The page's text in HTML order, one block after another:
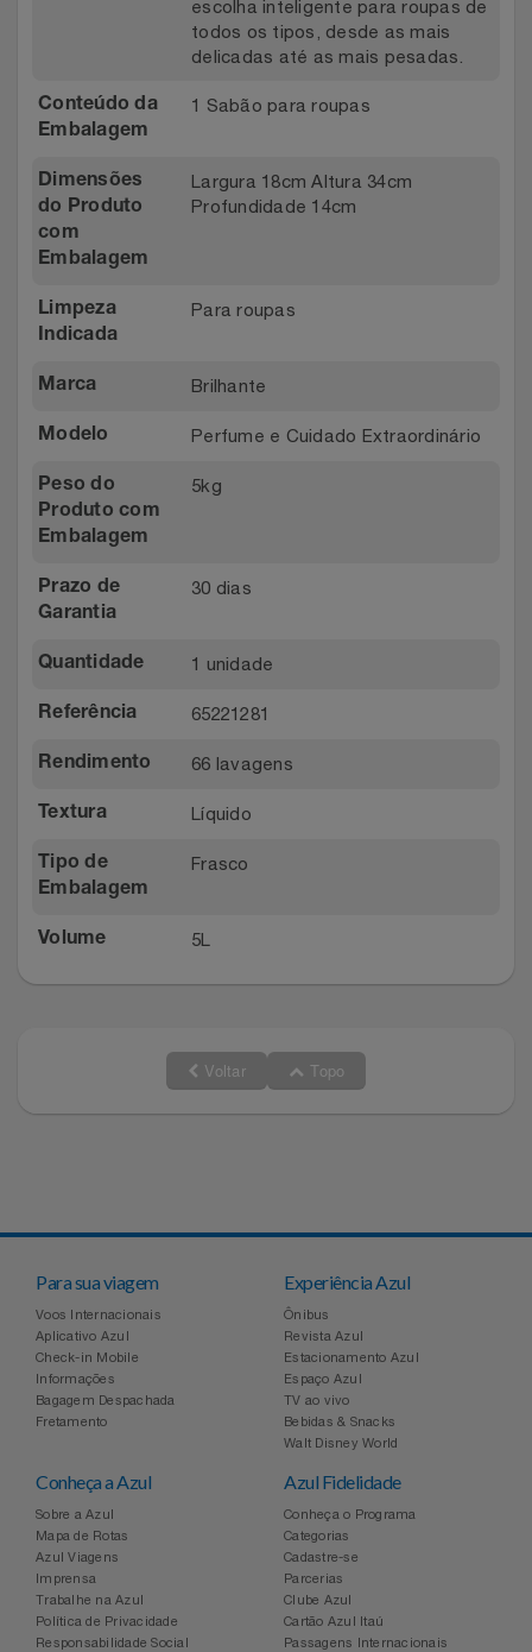
escolha inteligente para roupas de
todos os tipos, desde as mais
delicadas até as mais pesadas.
Conteúdo da
Embalagem
1 Sabão para roupas
Dimensões
do Produto
com
Embalagem
Largura 18cm Altura 34cm
Profundidade 14cm
Limpeza
Indicada
Para roupas
Marca Brilhante
Modelo Perfume e Cuidado Extraordinário
Peso do
Produto com
Embalagem
5kg
Prazo de
Garantia
30 dias
Quantidade 1 unidade
Referência 65221281
Rendimento 66 lavagens
Textura Líquido
Tipo de
Embalagem
Frasco
Volume 5L
Voltar Topo
Para sua viagem
Voos Internacionais
Aplicativo Azul
Check-in Mobile
Informações
Bagagem Despachada
Fretamento
Experiência Azul
Ônibus
Revista Azul
Estacionamento Azul
Espaço Azul
TV ao vivo
Bebidas & Snacks
Walt Disney World
Conheça a Azul
Sobre a Azul
Mapa de Rotas
Azul Viagens
Imprensa
Trabalhe na Azul
Política de Privacidade
Responsabilidade Social
Azul Fidelidade
Conheça o Programa
Categorias
Cadastre-se
Parcerias
Clube Azul
Cartão Azul Itaú
Passagens Internacionais